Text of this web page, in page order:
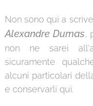
Non sono qui a
Alexandre Dumas,
non ne sarei
sicuramente
alcuni particolari
e conservarli qui.